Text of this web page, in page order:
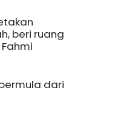
beri ruang
dari